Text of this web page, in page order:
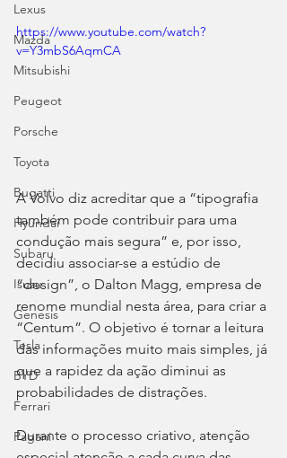
Lexus
Mazda
Mitsubishi
Peugeot
Porsche
Toyota
Bugatti
Hyundai
Subaru
Isuzu
Genesis
Tesla
BYD
Ferrari
Pagani
https://www.youtube.com/watch?
v=Y3mbS6AqmCA
A Volvo diz acreditar que a “tipografia
também pode contribuir para uma
condução mais segura” e, por isso,
decidiu associar-se a estúdio de
“design”, o Dalton Magg, empresa de
renome mundial nesta área, para criar a
“Centum”. O objetivo é tornar a leitura
das informações muito mais simples, já
que a rapidez da ação diminui as
probabilidades de distrações.
Durante o processo criativo, atenção